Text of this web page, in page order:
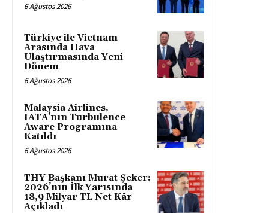
6 Ağustos 2026
Türkiye ile Vietnam
Arasında Hava
Ulaştırmasında Yeni
Dönem
6 Ağustos 2026
Malaysia Airlines,
IATA’nın Turbulence
Aware Programına
Katıldı
6 Ağustos 2026
THY Başkanı Murat Şeker:
2026’nın İlk Yarısında
18,9 Milyar TL Net Kâr
Açıkladı